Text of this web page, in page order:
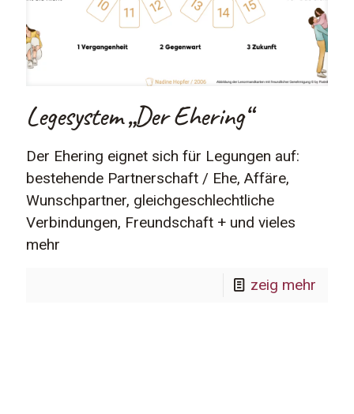
Legesystem „Der Ehering“
Der Ehering eignet sich für Legungen auf:
bestehende Partnerschaft / Ehe, Affäre,
Wunschpartner, gleichgeschlechtliche
Verbindungen, Freundschaft + und vieles
mehr
zeig mehr